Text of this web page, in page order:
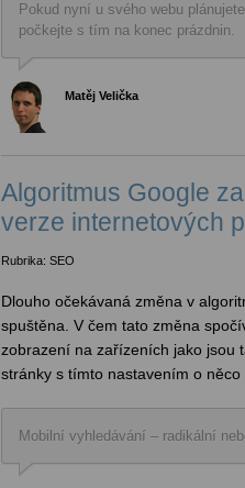
Pokud nyní u svého webu
počkejte s tím na konec prázdnin.
Matěj Velička
Algoritmus Google
verze internetových
Rubrika: SEO
Dlouho očekávaná změna v
spuštěna. V čem tato změna
zobrazení na zařízeních jako jsou
stránky s tímto nastavením o
Mobilní vyhledávání – radikální